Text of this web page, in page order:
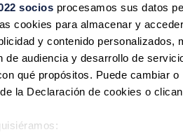
sociosprocesamos sus datos
cookies para almacenar y
y contenido personalizados,
de audiencia y desarrollo de
qué propósitos. Puede cambiar
la Declaración de cookies o
no será publicada. Todos los